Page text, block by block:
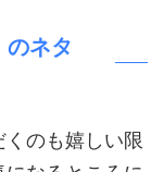
のネタ
のも嬉しい限